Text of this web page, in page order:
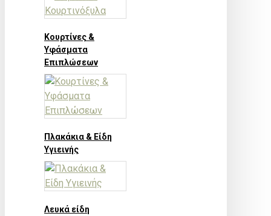
Κουρτίνες &
Υφάσματα
Επιπλώσεων
Πλακάκια & Είδη
Υγιεινής
Λευκά είδη